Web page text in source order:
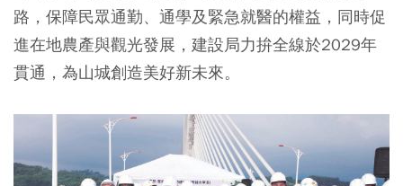
路，保障民眾通勤、通學及緊急就醫的權益，同時促
進在地農產與觀光發展，建設局力拚全線於2029年
貫通，為山城創造美好新未來。